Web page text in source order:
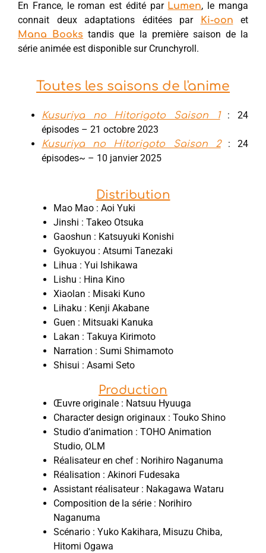
En France, le roman est édité par Lumen, le manga
connait deux adaptations éditées par
Ki-oon et
Mana Books tandis que la première saison de la
série animée est disponible sur Crunchyroll.
Toutes les saisons de l'anime
Kusuriya no Hitorigoto Saison 1: 24
épisodes – 21 octobre 2023
Kusuriya no Hitorigoto Saison 2: 24
épisodes~ – 10 janvier 2025
Distribution
Mao Mao : Aoi Yuki
Jinshi : Takeo Otsuka
Gaoshun : Katsuyuki Konishi
Gyokuyou : Atsumi Tanezaki
Lihua : Yui Ishikawa
Lishu : Hina Kino
Xiaolan : Misaki Kuno
Lihaku : Kenji Akabane
Guen : Mitsuaki Kanuka
Lakan : Takuya Kirimoto
Narration : Sumi Shimamoto
Shisui : Asami Seto
Production
Œuvre originale : Natsuu Hyuuga
Character design originaux : Touko Shino
Studio d’animation : TOHO Animation
Studio, OLM
Réalisateur en chef : Norihiro Naganuma
Réalisation : Akinori Fudesaka
Assistant réalisateur : Nakagawa Wataru
Composition de la série : Norihiro
Naganuma
Scénario : Yuko Kakihara, Misuzu Chiba,
Hitomi Ogawa